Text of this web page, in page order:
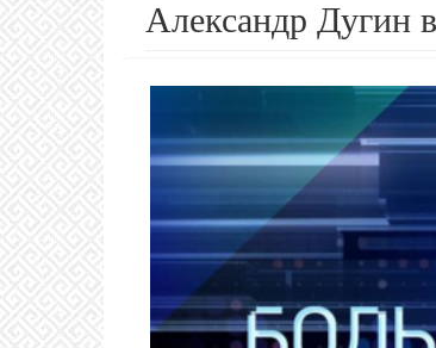
Александр Дугин